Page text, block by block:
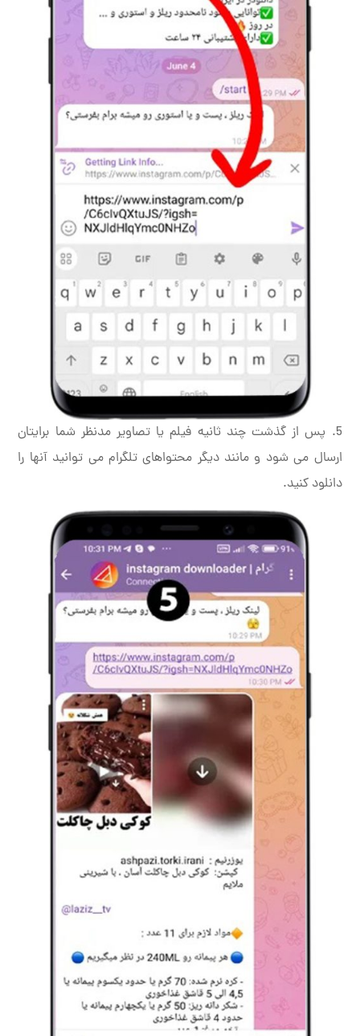
5. پس از گذشت چند ثانیه فیلم یا تصاویر مدنظر شما برایتان
ارسال می شود و مانند دیگر محتواهای تلگرام می توانید آنها را
دانلود کنید.